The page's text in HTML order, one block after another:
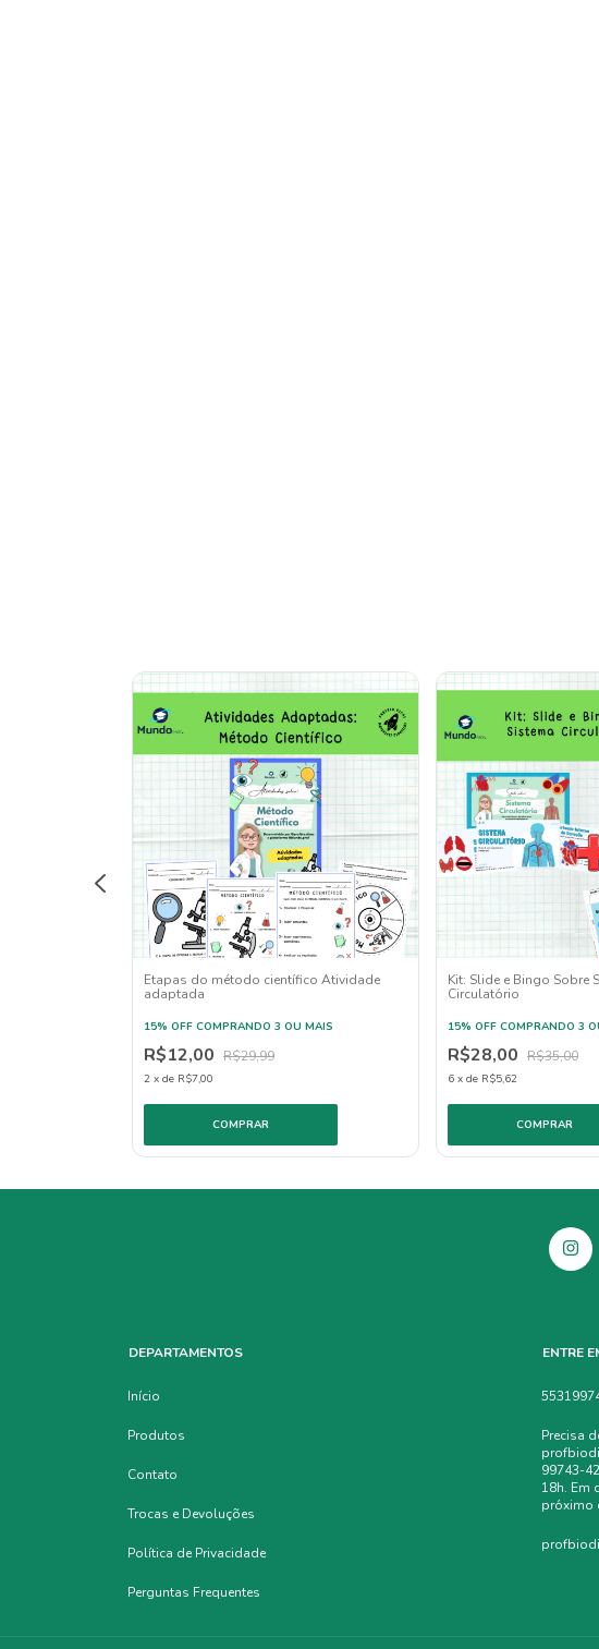
Etapas do método científico Atividade
adaptada
15% OFF COMPRANDO 3 OU MAIS
R$12,00 R$29,99
2 x de R$7,00
Kit: Slide e Bingo Sobre
Circulatório
15% OFF COMPRANDO 3
R$28,00 R$35,00
6 x de R$5,62
DEPARTAMENTOS
Início
Produtos
Contato
Trocas e Devoluções
Política de Privacidade
Perguntas Frequentes
ENTRE
Precisa
99743-
18h. Em
próximo